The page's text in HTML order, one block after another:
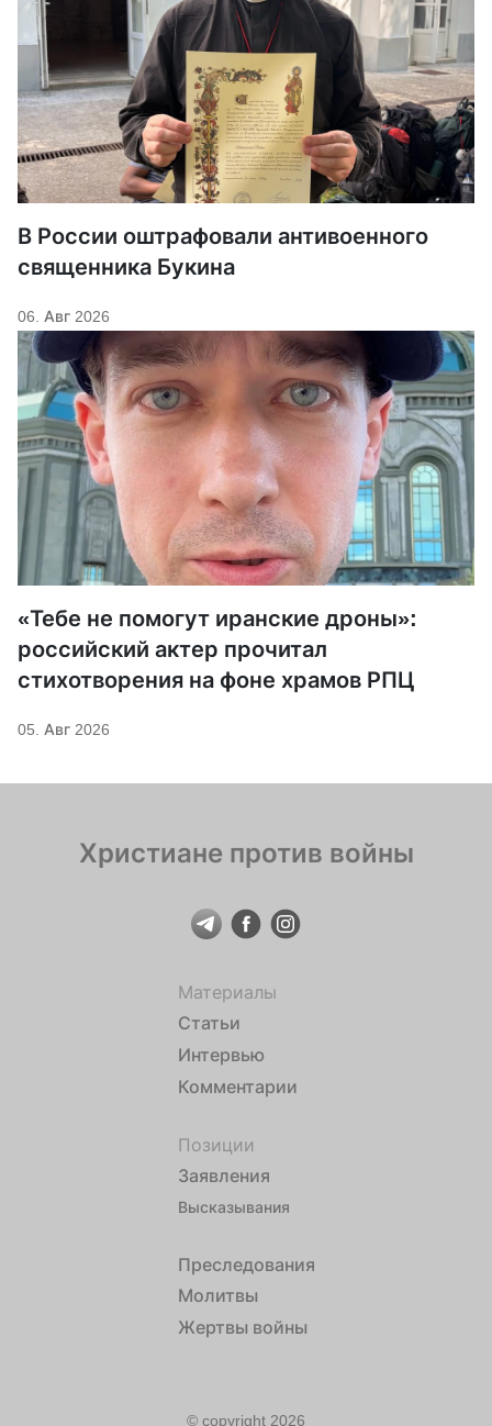
В России оштрафовали антивоенного
священника Букина
06. Авг 2026
«Тебе не помогут иранские дроны»:
российский актер прочитал
стихотворения на фоне храмов РПЦ
05. Авг 2026
Христиане против войны
Материалы
Статьи
Интервью
Комментарии
Позиции
Заявления
Высказывания
Преследования
Молитвы
Жертвы войны
© copyright 2026